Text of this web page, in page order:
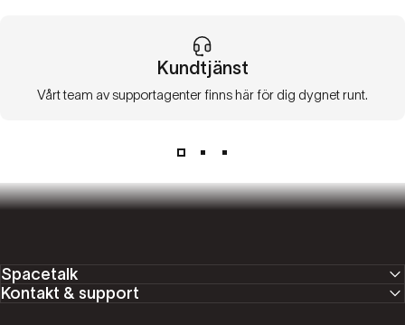
Kundtjänst
Vårt team av supportagenter finns här för dig dygnet runt.
Spacetalk
Kontakt & support